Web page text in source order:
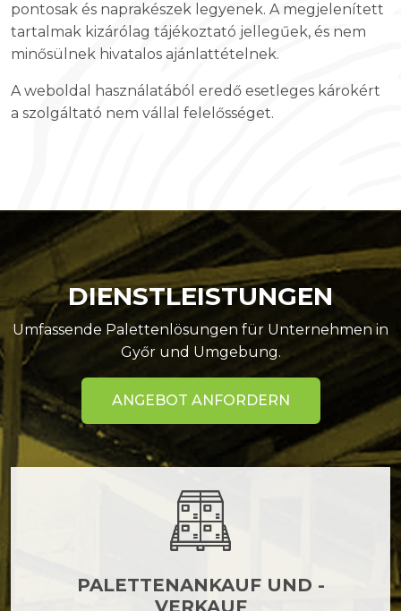
pontosak és naprakészek legyenek. A megjelenített
tartalmak kizárólag tájékoztató jellegűek, és nem
minősülnek hivatalos ajánlattételnek.
A weboldal használatából eredő esetleges károkért
a szolgáltató nem vállal felelősséget.
DIENSTLEISTUNGEN
Umfassende Palettenlösungen für Unternehmen in
Győr und Umgebung.
ANGEBOT ANFORDERN
PALETTENANKAUF UND -
VERKAUF